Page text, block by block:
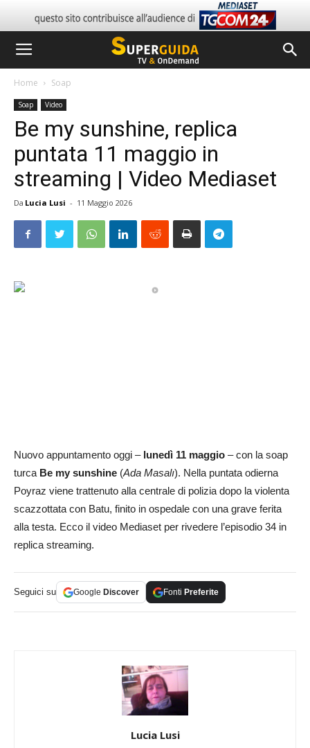
Home Soap
Soap Video
Be my sunshine, replica
puntata 11 maggio in
streaming | Video Mediaset
Da Lucia Lusi - 11 Maggio 2026
Nuovo appuntamento oggi – lunedì 11 maggio – con la soap
turca Be my sunshine (Ada Masalı). Nella puntata odierna
Poyraz viene trattenuto alla centrale di polizia dopo la violenta
scazzottata con Batu, finito in ospedale con una grave ferita
alla testa. Ecco il video Mediaset per rivedere l’episodio 34 in
replica streaming.
Seguici su Google Discover Fonti Preferite
Lucia Lusi